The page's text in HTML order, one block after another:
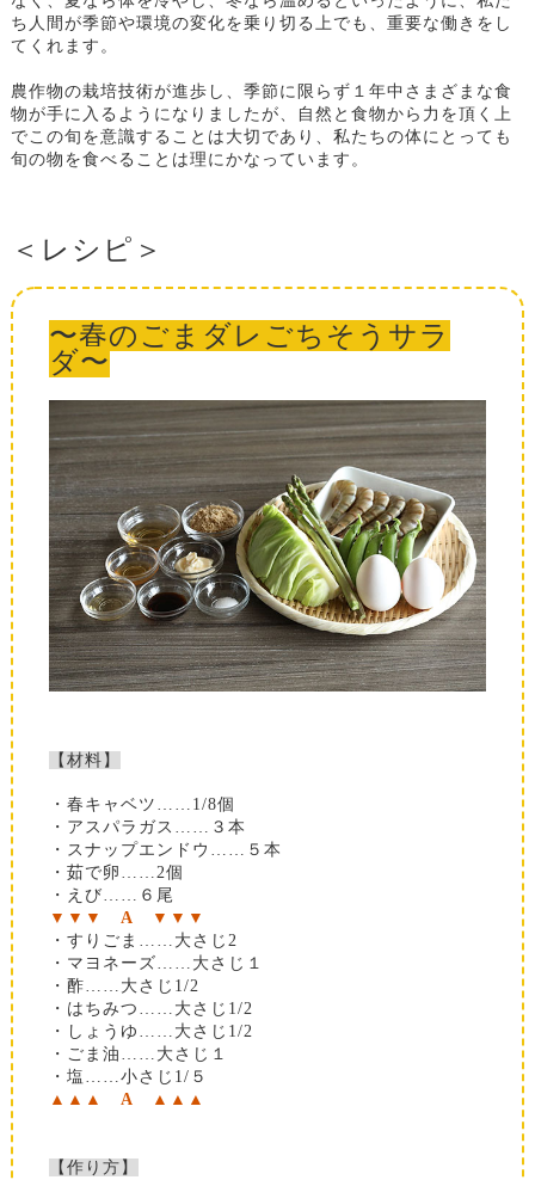
ち人間が季節や環境の変化を乗り切る上でも、重要な働きをし
てくれます。
農作物の栽培技術が進歩し、季節に限らず１年中さまざまな食
物が手に入るようになりましたが、自然と食物から力を頂く上
でこの旬を意識することは大切であり、私たちの体にとっても
旬の物を食べることは理にかなっています。
＜レシピ＞
〜春のごまダレごちそうサラ
ダ〜
【材料】
・春キャベツ……1/8個
・アスパラガス……３本
・スナップエンドウ……５本
・茹で卵……2個
・えび……６尾
▼▼▼ A ▼▼▼
・すりごま……大さじ2
・マヨネーズ……大さじ１
・酢……大さじ1/2
・はちみつ……大さじ1/2
・しょうゆ……大さじ1/2
・ごま油……大さじ１
・塩……小さじ1/５
▲▲▲ A ▲▲▲
【作り方】